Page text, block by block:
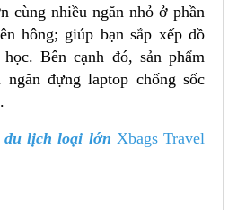
cùng nhiều ngăn nhỏ ở phần
hông; giúp bạn sắp xếp đồ
Bên cạnh đó, sản phẩm
đựng laptop chống sốc
du lịch loại lớn Xbags Travel